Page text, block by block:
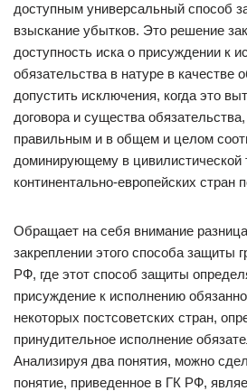
доступным универсальный способ
взыскание убытков. Это решение
доступность иска о присуждении к
обязательства в натуре в качестве
допустить исключения, когда это
договора и существа
правильным и в общем и целом
доминирующему в цивилистической
континентально-европейских стран
Обращает на себя внимание
закреплении этого способа защиты
РФ, где этот способ защиты
присуждение к исполнению
некоторых постсоветских стран,
принудительное исполнение
Анализируя два понятия, можно
понятие, приведенное в ГК РФ,